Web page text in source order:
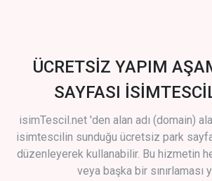
ÜCRETSİZ YAPIM
SAYFASI
isimTescil.net 'den alan adı (domain)
isimtescilin sunduğu ücretsiz park
düzenleyerek kullanabilir. Bu hizmetin
veya başka bir sınırlaması